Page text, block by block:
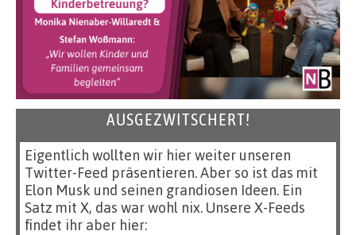
AUSGEZWITSCHERT!
Eigentlich wollten wir hier weiter unseren
Twitter-Feed präsentieren. Aber so ist das mit
Elon Musk und seinen grandiosen Ideen. Ein
Satz mit X, das war wohl nix. Unsere X-Feeds
findet ihr aber hier: